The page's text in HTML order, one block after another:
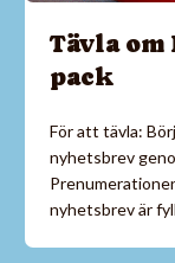
Tävla om
pack
För att tävla:
nyhetsbrev
nyhetsbrev är